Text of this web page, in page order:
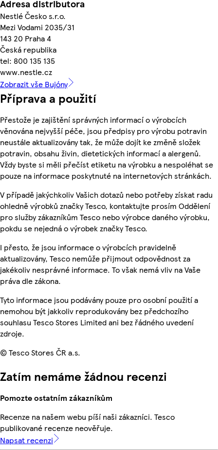
Adresa distributora
Nestlé Česko s.r.o.
Mezi Vodami 2035/31
143 20 Praha 4
Česká republika
tel: 800 135 135
www.nestle.cz
Zobrazit vše Bujóny
Příprava a použití
Přestože je zajištění správných informací o výrobcích
věnována nejvyšší péče, jsou předpisy pro výrobu potravin
neustále aktualizovány tak, že může dojít ke změně složek
potravin, obsahu živin, dietetických informací a alergenů.
Vždy byste si měli přečíst etiketu na výrobku a nespoléhat se
pouze na informace poskytnuté na internetových stránkách.
V případě jakýchkoliv Vašich dotazů nebo potřeby získat radu
ohledně výrobků značky Tesco, kontaktujte prosím Oddělení
pro služby zákazníkům Tesco nebo výrobce daného výrobku,
pokdu se nejedná o výrobek značky Tesco.
I přesto, že jsou informace o výrobcích pravidelně
aktualizovány, Tesco nemůže přijmout odpovědnost za
jakékoliv nesprávné informace. To však nemá vliv na Vaše
práva dle zákona.
Tyto informace jsou podávány pouze pro osobní použití a
nemohou být jakkoliv reprodukovány bez předchozího
souhlasu Tesco Stores Limited ani bez řádného uvedení
zdroje.
© Tesco Stores ČR a.s.
Zatím nemáme žádnou recenzi
Pomozte ostatním zákazníkům
Recenze na našem webu píší naši zákazníci. Tesco
publikované recenze neověřuje.
Napsat recenzi